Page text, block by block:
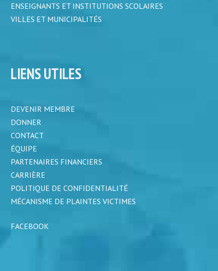
ENSEIGNANTS ET INSTITUTIONS SCOLAIRES
VILLES ET MUNICIPALITÉS
LIENS UTILES
DEVENIR MEMBRE
DONNER
CONTACT
ÉQUIPE
PARTENAIRES FINANCIERS
CARRIÈRE
POLITIQUE DE CONFIDENTIALITÉ
MÉCANISME DE PLAINTES VICTIMES
FACEBOOK